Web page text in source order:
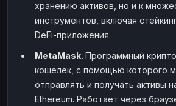
хранению активов, но и к
инструментов, включая
DeFi-приложения.
MetaMask. Программный
кошелек, с помощью которого
отправлять и получать активы
Ethereum. Работает через